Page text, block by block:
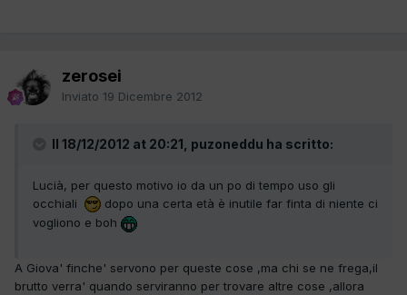
zerosei
Inviato 19 Dicembre 2012
Il 18/12/2012 at 20:21, puzoneddu ha scritto:
Lucià, per questo motivo io da un po di tempo uso gli
occhiali
dopo una certa età è inutile far finta di niente ci
vogliono e boh
A Giova' finche' servono per queste cose ,ma chi se ne frega,il
brutto verra' quando serviranno per trovare altre cose ,allora